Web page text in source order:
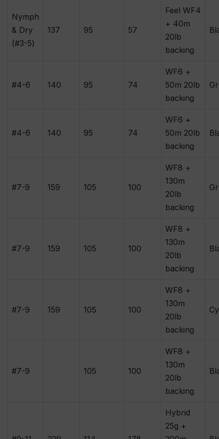
Nymph
& Dry
(#3-5)
137 95 57
Feel WF4
+ 40m
20lb
backing
#4-6 140 95 74
WF6 +
50m 20lb
backing
#4-6 140 95 74
WF6 +
50m 20lb
backing
#7-9 159 105 100
WF8 +
130m
20lb
backing
#7-9 159 105 100
WF8 +
130m
20lb
backing
#7-9 159 105 100
WF8 +
130m
20lb
backing
#7-9 105 100
WF8 +
130m
20lb
backing
Hybrid
25g +